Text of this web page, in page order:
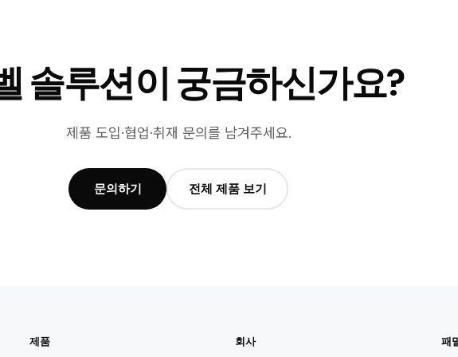
솔루션이 궁금하신가요?
제품 도입·협업·취재 문의를 남겨주세요.
문의하기 전체 제품 보기
제품 회사 패